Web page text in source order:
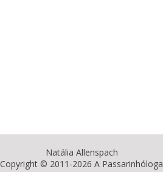
Natália Allenspach
Copyright © 2011-2026 A Passarinhóloga